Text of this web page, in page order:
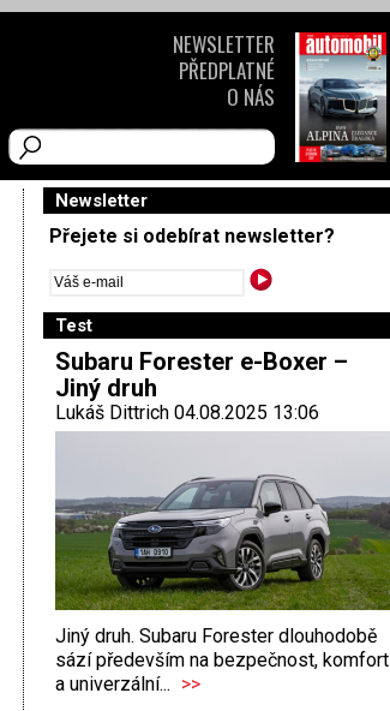
Newsletter
Přejete si odebírat newsletter?
Test
Subaru Forester e-Boxer –
Jiný druh
Lukáš Dittrich 04.08.2025 13:06
Jiný druh. Subaru Forester dlouhodobě
sází především na bezpečnost, komfort
a univerzální... >>
NEWSLETTER
PŘEDPLATNÉ
O NÁS